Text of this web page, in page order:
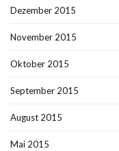
Dezember 2015
November 2015
Oktober 2015
September 2015
August 2015
Mai 2015